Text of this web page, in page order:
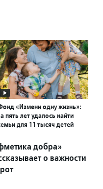
«Измени одну жизнь»:
пять лет удалось найти
для 11 тысяч детей
добра»
о важности